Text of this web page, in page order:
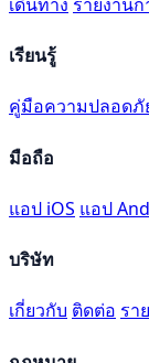
เรียนรู้
คู่มือความปลอดภั
มือถือ
แอป iOS แอป
บริษัท
เกี่ยวกับ ติดต่อ รา